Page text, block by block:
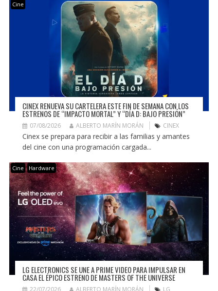
Cine
CINEX RENUEVA SU CARTELERA ESTE FIN DE SEMANA CON LOS
ESTRENOS DE “IMPACTO MORTAL” Y “DÍA D: BAJO PRESIÓN”
07/08/2026 ALBERTO MARÍN MORÁN CINEX
Cinex se prepara para recibir a las familias y amantes
del cine con una programación cargada...
Cine Hardware
LG ELECTRONICS SE UNE A PRIME VIDEO PARA IMPULSAR EN
CASA EL ÉPICO ESTRENO DE MASTERS OF THE UNIVERSE
22/07/2026 ALBERTO MARÍN MORÁN LG